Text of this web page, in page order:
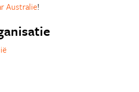
Australie!